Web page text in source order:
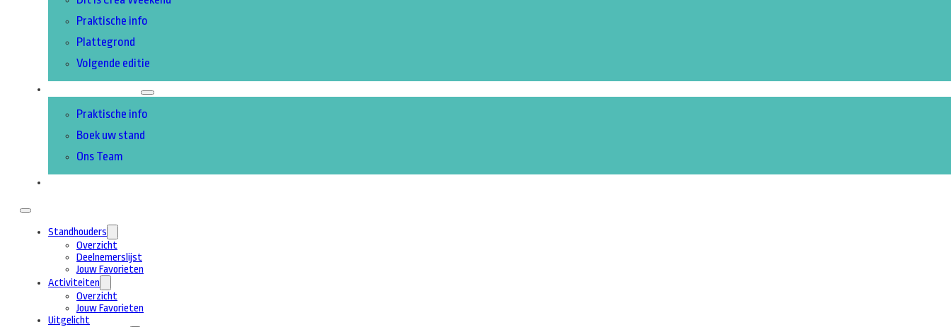
Praktische info
Plattegrond
Volgende editie
Praktische info
Boek uw stand
Ons Team
Standhouders
Overzicht
Deelnemerslijst
Jouw Favorieten
Activiteiten
Overzicht
Jouw Favorieten
Uitgelicht